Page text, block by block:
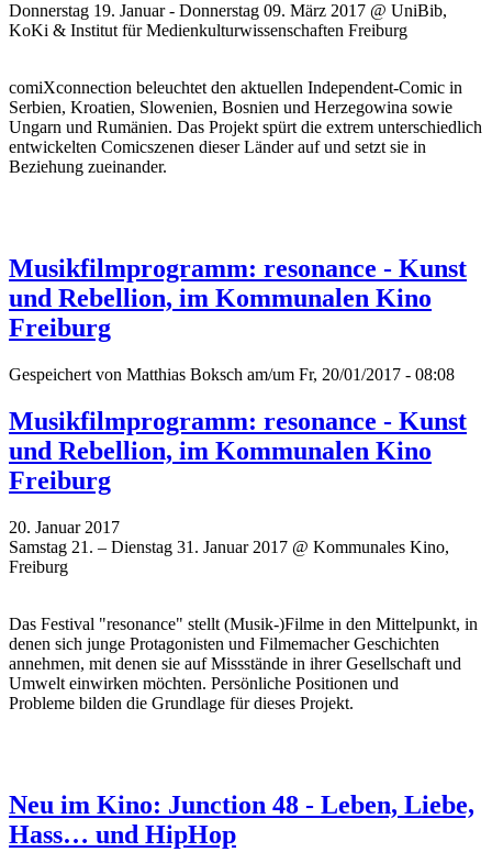
Donnerstag 19. Januar - Donnerstag 09. März 2017 @ UniBib,
KoKi & Institut für Medienkulturwissenschaften Freiburg
comiXconnection beleuchtet den aktuellen Independent-Comic in
Serbien, Kroatien, Slowenien, Bosnien und Herzegowina sowie
Ungarn und Rumänien. Das Projekt spürt die extrem unterschiedlich
entwickelten Comicszenen dieser Länder auf und setzt sie in
Beziehung zueinander.
Musikfilmprogramm: resonance - Kunst
und Rebellion, im Kommunalen Kino
Freiburg
Gespeichert von Matthias Boksch am/um Fr, 20/01/2017 - 08:08
Musikfilmprogramm: resonance - Kunst
und Rebellion, im Kommunalen Kino
Freiburg
20. Januar 2017
Samstag 21. – Dienstag 31. Januar 2017 @ Kommunales Kino,
Freiburg
Das Festival "resonance" stellt (Musik-)Filme in den Mittelpunkt, in
denen sich junge Protagonisten und Filmemacher Geschichten
annehmen, mit denen sie auf Missstände in ihrer Gesellschaft und
Umwelt einwirken möchten. Persönliche Positionen und
Probleme bilden die Grundlage für dieses Projekt.
Neu im Kino: Junction 48 - Leben, Liebe,
Hass… und HipHop